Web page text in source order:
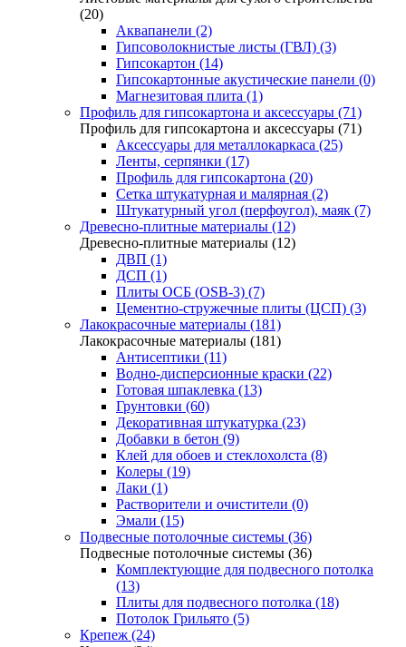
(20)
Аквапанели (2)
Гипсоволокнистые листы (ГВЛ) (3)
Гипсокартон (14)
Гипсокартонные акустические панели (0)
Магнезитовая плита (1)
Профиль для гипсокартона и аксессуары (71)
Профиль для гипсокартона и аксессуары (71)
Аксессуары для металлокаркаса (25)
Ленты, серпянки (17)
Профиль для гипсокартона (20)
Сетка штукатурная и малярная (2)
Штукатурный угол (перфоугол), маяк (7)
Древесно-плитные материалы (12)
Древесно-плитные материалы (12)
ДВП (1)
ДСП (1)
Плиты ОСБ (OSB-3) (7)
Цементно-стружечные плиты (ЦСП) (3)
Лакокрасочные материалы (181)
Лакокрасочные материалы (181)
Антисептики (11)
Водно-дисперсионные краски (22)
Готовая шпаклевка (13)
Грунтовки (60)
Декоративная штукатурка (23)
Добавки в бетон (9)
Клей для обоев и стеклохолста (8)
Колеры (19)
Лаки (1)
Растворители и очистители (0)
Эмали (15)
Подвесные потолочные системы (36)
Подвесные потолочные системы (36)
Комплектующие для подвесного потолка
(13)
Плиты для подвесного потолка (18)
Потолок Грильято (5)
Крепеж (24)